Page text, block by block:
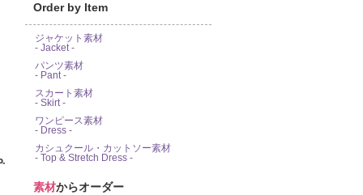
Order by Item
ジャケット素材
- Jacket -
パンツ素材
- Pant -
スカート素材
- Skirt -
ワンピース素材
- Dress -
カシュクール・カットソー素材
- Top & Stretch Dress -
素材からオーダー